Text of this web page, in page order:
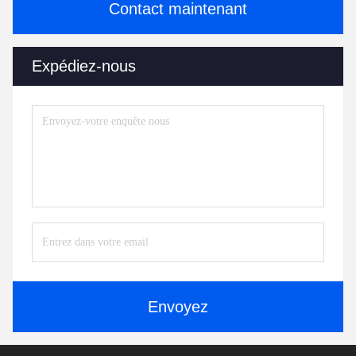
Contact maintenant
Expédiez-nous
Envoyez